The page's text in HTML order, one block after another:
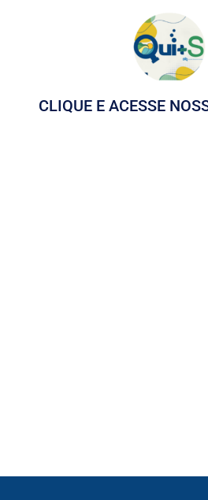
CLIQUE E ACESSE